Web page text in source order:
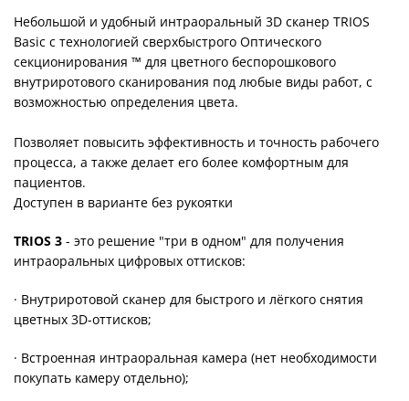
Небольшой и удобный интраоральный 3D сканер TRIOS
Basic с технологией сверхбыстрого Оптического
секционирования ™ для цветного беспорошкового
внутриротового сканирования под любые виды работ, с
возможностью определения цвета.
Позволяет повысить эффективность и точность рабочего
процесса, а также делает его более комфортным для
пациентов.
Доступен в варианте без рукоятки
TRIOS 3 - это решение "три в одном" для получения
интраоральных цифровых оттисков:
· Внутриротовой сканер для быстрого и лёгкого снятия
цветных 3D-оттисков;
· Встроенная интраоральная камера (нет необходимости
покупать камеру отдельно);